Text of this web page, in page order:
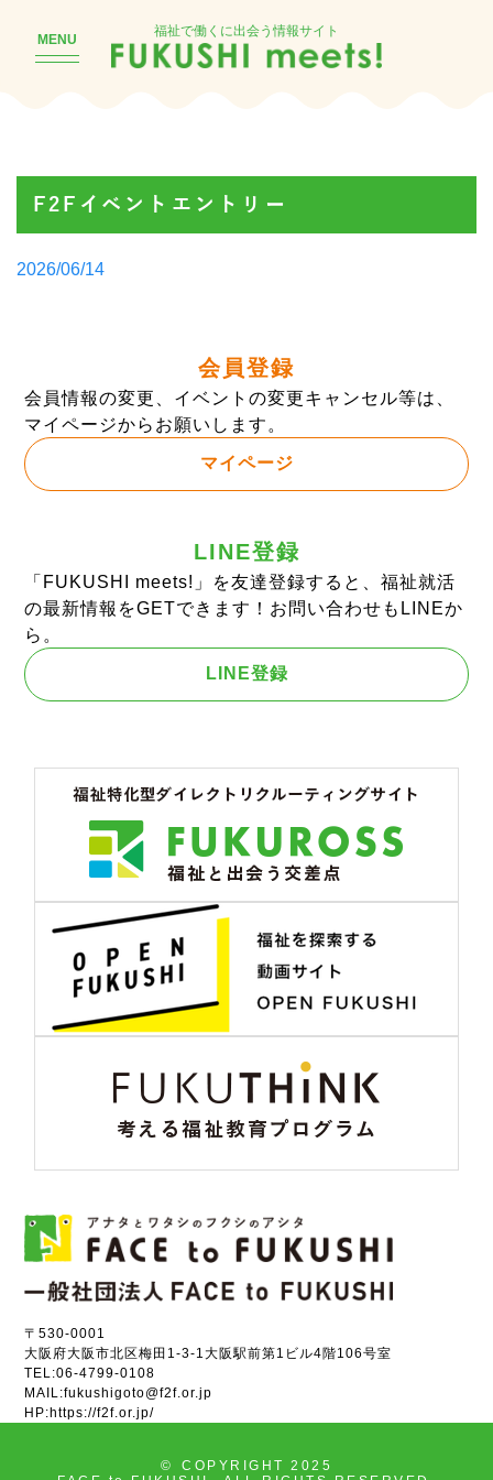
MENU
福祉で働くに出会う情報サイト
F2Fイベントエントリー
Posted
2026/06/14
会員登録
会員情報の変更、イベントの変更キャンセル等は、
マイページからお願いします。
マイページ
LINE登録
「FUKUSHI meets!」を友達登録すると、福祉就活
の最新情報をGETできます！お問い合わせもLINEか
ら。
LINE登録
〒530-0001
大阪府大阪市北区梅田1-3-1大阪駅前第1ビル4階106号室
TEL:06-4799-0108
MAIL:fukushigoto@f2f.or.jp
HP:https://f2f.or.jp/
©
COPYRIGHT 2025